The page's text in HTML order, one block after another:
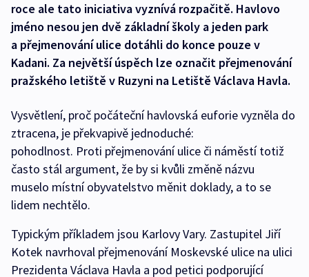
roce ale tato iniciativa vyznívá rozpačitě. Havlovo
jméno nesou jen dvě základní školy a jeden park
a přejmenování ulice dotáhli do konce pouze v
Kadani. Za největší úspěch lze označit přejmenování
pražského letiště v Ruzyni na Letiště Václava Havla.
Vysvětlení, proč počáteční havlovská euforie vyzněla do
ztracena, je překvapivě jednoduché:
pohodlnost. Proti přejmenování ulice či náměstí totiž
často stál argument, že by si kvůli změně názvu
muselo místní obyvatelstvo měnit doklady, a to se
lidem nechtělo.
Typickým příkladem jsou Karlovy Vary. Zastupitel Jiří
Kotek navrhoval přejmenování Moskevské ulice na ulici
Prezidenta Václava Havla a pod petici podporující